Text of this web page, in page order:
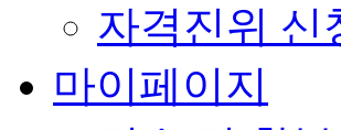
자격진위 신
마이페이지